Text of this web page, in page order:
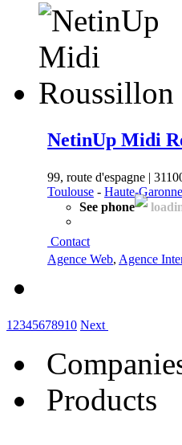
NetinUp Midi
99, route d'espagne |
Toulouse - Haute-
See phone
Contact
Agence Web, Agence
1 2345678910 Next
Products